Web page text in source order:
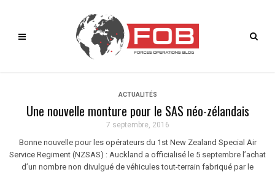
ACTUALITÉS
Une nouvelle monture pour le SAS néo-zélandais
7 septembre, 2016
Bonne nouvelle pour les opérateurs du 1st New Zealand Special Air
Service Regiment (NZSAS) : Auckland a officialisé le 5 septembre l’achat
d’un nombre non divulgué de véhicules tout-terrain fabriqué par le